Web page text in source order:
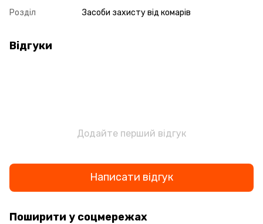
Розділ Засоби захисту від комарів
Відгуки
Додайте перший відгук
Написати відгук
Поширити у соцмережах